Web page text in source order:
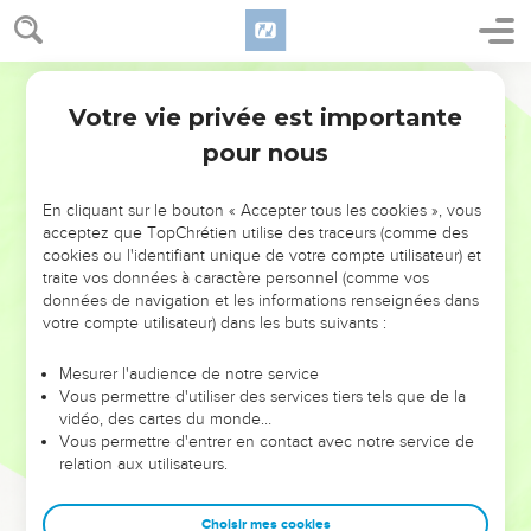
NE MANQUEZ PAS L’ÉVÉNEMENT
DE L’ANNÉE !
ET SI LEURS ERREURS POUVAIENT VOUS ÉVITER LES
VOTRES ?
leur foi ou leur vision. Mais on voit moins les doutes, les erreurs
et les saisons difficiles qu'ils ont traversés, alors même que ce
sont elles qui les ont façonnés.
Dans cette conférence, leaders, entrepreneurs, et responsables
clés pour avancer avec plus de sagesse afin que leurs erreurs
Votre vie privée est importante
pour nous
En cliquant sur le bouton « Accepter tous les cookies », vous
acceptez que TopChrétien utilise des traceurs (comme des
cookies ou l'identifiant unique de votre compte utilisateur) et
traite vos données à caractère personnel (comme vos
données de navigation et les informations renseignées dans
votre compte utilisateur) dans les buts suivants :
Mesurer l'audience de notre service
Vous permettre d'utiliser des services tiers tels que de la
vidéo, des cartes du monde…
Vous permettre d'entrer en contact avec notre service de
relation aux utilisateurs.
Choisir mes cookies